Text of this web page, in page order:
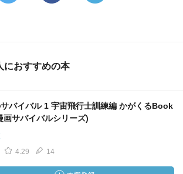
におすすめの本
バイバル 1 宇宙飛行士訓練編 かがくるBook
画サバイバルシリーズ)
4.29 14